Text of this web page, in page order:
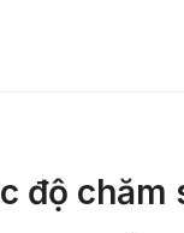
độ chăm